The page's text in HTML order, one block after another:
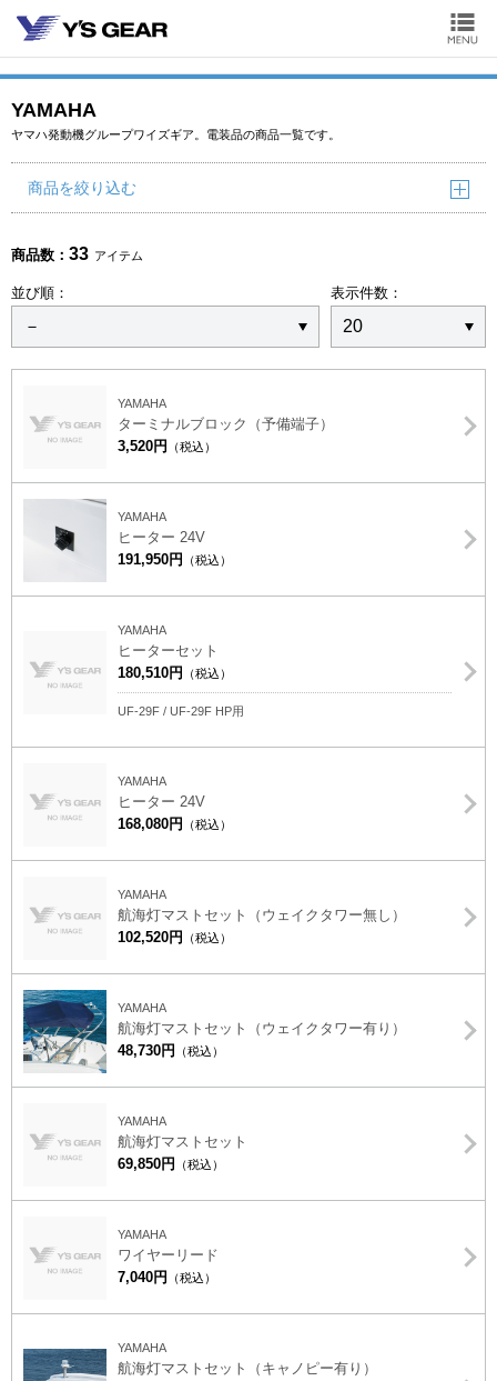
YAMAHA
ヤマハ発動機グループワイズギア。電装品の商品一覧です。
商品を絞り込む
商品数： 33 アイテム
並び順： 表示件数：
YAMAHA
ターミナルブロック（予備端子）
3,520円
（税込）
YAMAHA
ヒーター 24V
191,950円
（税込）
YAMAHA
ヒーターセット
180,510円
（税込）
UF-29F / UF-29F HP用
YAMAHA
ヒーター 24V
168,080円
（税込）
YAMAHA
航海灯マストセット（ウェイクタワー無し）
102,520円
（税込）
YAMAHA
航海灯マストセット（ウェイクタワー有り）
48,730円
（税込）
YAMAHA
航海灯マストセット
69,850円
（税込）
YAMAHA
ワイヤーリード
7,040円
（税込）
YAMAHA
航海灯マストセット（キャノピー有り）